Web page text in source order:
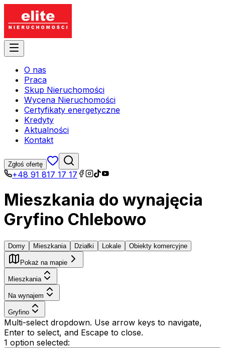
O nas
Praca
Skup Nieruchomości
Wycena Nieruchomości
Certyfikaty energetyczne
Kredyty
Aktualności
Kontakt
Zgłoś ofertę
+48 91 817 17 17
Mieszkania do wynajęcia
Gryfino Chlebowo
Domy Mieszkania Działki Lokale Obiekty komercyjne
Pokaż na mapie
Mieszkania
Na wynajem
Gryfino
Multi-select dropdown. Use arrow keys to navigate,
Enter to select, and Escape to close.
1 option selected: